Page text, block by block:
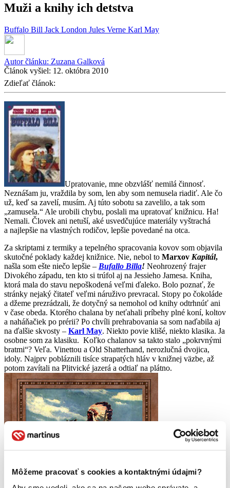
Môžeme pracovať s cookies a kontaktnými údajmi?
Muži a knihy ich detstva
Buffalo Bill Jack London Jules Verne Karl May
Autor článku: Zuzana Galková
Článok vyšiel: 12. októbra 2010
Zdieľať článok:
Upratovanie, mne obzvlášť nemilá činnosť.
Neznášam ju, vraždila by som, len aby som nemusela riadiť. Ale čo
už, keď sa zavelí, musím. Aj túto sobotu sa zavelilo, a tak som
„zamusela.“ Ale urobili chybu, poslali ma upratovať knižnicu. Ha!
Nemali. Človek ani netuší, aké usvedčujúce materiály vyštrachá
a najlepšie na vlastných rodičov, lepšie povedané na otca.
Za skriptami z termiky a tepelného spracovania kovov som objavila
skutočné poklady každej knižnice. Nie, nebol to Marxov Kapitál,
našla som ešte niečo lepšie – Bufallo Billa! Neohrozený frajer
Divokého západu, ten kto si trúfol aj na Jessieho Jamesa. Kniha,
ktorá mala do stavu nepoškodená veľmi ďaleko. Bolo poznať, že
stránky nejaký čitateľ veľmi náruživo prevracal. Stopy po čokoláde
a džeme prezrádzali, že dotyčný sa nemohol od knihy odtrhnúť ani
v čase obeda. Ktorého chalana by neťahali príbehy plné koní, koltov
a naháňačiek po prérii? Po chvíli prehrabovania sa som naďabila aj
na ďalšie skvosty – Karl May. Niekto povie klišé, niekto klasika. Ja
osobne som za klasiku. Koľko chalanov sa takto stalo „pokrvnými
bratmi“? Veľa. Vinettou a Old Shatterhand, nerozlučná dvojica,
idoly. Najprv pobláznili tisíce strapatých hláv v knižnej väzbe, až
potom zavítali na Plitvické jazerá a odtiaľ na plátno.